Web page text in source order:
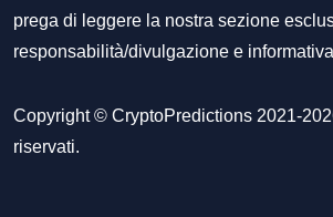
prega di leggere la nostra sezione
responsabilità/divulgazione e
Copyright © CryptoPredictions 2021-
riservati.